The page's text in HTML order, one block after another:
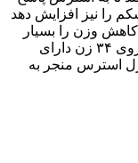
را نیز افزایش دهد
کاهش وزن را بسیار
دشوار کند. در یک مطالعه هشت هفته ای بر روی ۳۴ زن دارای
استرس منجر به